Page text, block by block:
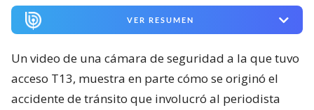
VER RESUMEN
Un video de una cámara de seguridad a la que tuvo
acceso T13, muestra en parte cómo se originó el
accidente de tránsito que involucró al periodista